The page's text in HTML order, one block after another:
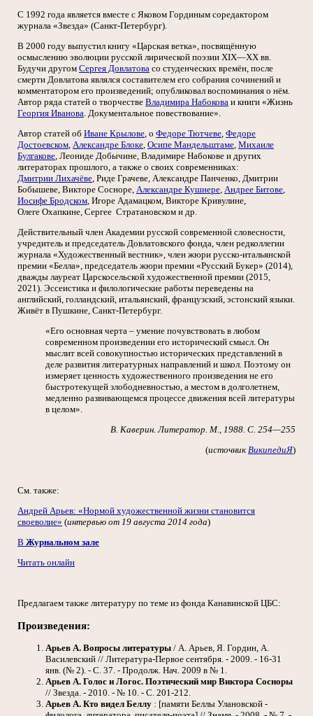
С 1992 года является вместе с Яковом Гординым соредактором
журнала «Звезда» (Санкт-Петербург).
В 2000 году выпустил книгу «Царская ветка», посвящённую
осмыслению эволюции русской лирической поэзии XIX—XX вв.
Будучи другом Сергея Довлатова со студенческих времён, после
смерти Довлатова являлся составителем его собрания сочинений и
комментатором его произведений; опубликовал воспоминания о нём.
Автор ряда статей о творчестве Владимира Набокова и книги «Жизнь
Георгия Иванова. Документальное повествование».
Автор статей об Иване Крылове, о Федоре Тютчеве, Федоре
Достоевском, Александре Блоке, Осипе Мандельштаме, Михаиле
Булгакове, Леониде Добычине, Владимире Набокове и других
литераторах прошлого, а также о своих современниках:
Дмитрии Лихачёве, Риде Грачеве, Александре Панченко, Дмитрии
Бобышеве, Викторе Сосноре, Александре Кушнере, Андрее Битове,
Иосифе Бродском, Игоре Адамацком, Викторе Кривулине,
Олеге Охапкине, Сергее Стратановском и др.
Действительный член Академии русской современной словесности,
учредитель и председатель Довлатовского фонда, член редколлегии
журнала «Художественный вестник», член жюри русско-итальянской
премии «Белла», председатель жюри премии «Русский Букер» (2014),
дважды лауреат Царскосельской художественной премии (2015,
2021). Эссеистика и филологические работы переведены на
английский, голландский, итальянский, французский, эстонский языки.
Живёт в Пушкине, Санкт-Петербург.
«Его основная черта – умение почувствовать в любом
современном произведении его исторический смысл. Он
мыслит всей совокупностью исторических представлений в
деле развития литературных направлений и школ. Поэтому он
измеряет ценность художественного произведения не его
быстротекущей злободневностью, а местом в долголетнем,
медленно развивающемся процессе движения всей литературы
в целом».
В. Каверин. Литератор. М., 1988. С. 254—255
(источник ВикипедиЯ)
См. также:
Андрей Арьев: «Нормой художественной жизни становится
своеволие» (интервью от 19 августа 2014 года)
В Журнальном зале
Читать онлайн
Предлагаем также литературу по теме из фонда Канавинской ЦБС:
Произведения:
Арьев А. Вопросы литературы / А. Арьев, Я. Гордин, А.
Василевский // Литература-Первое сентября. - 2009. - 16-31
янв. (№ 2). - С. 37. - Продолж. Нач. 2009 в № 1.
Арьев А. Голос и Логос. Поэтический мир Виктора Сосноры
// Звезда. - 2010. - № 10. - С. 201-212.
Арьев А. Кто видел Беллу : [памяти Беллы Улановской -